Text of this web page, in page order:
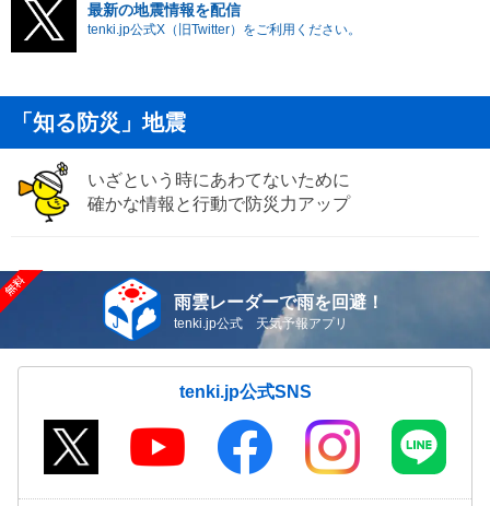
最新の地震情報を配信
tenki.jp公式X（旧Twitter）をご利用ください。
「知る防災」地震
いざという時にあわてないために
確かな情報と行動で防災力アップ
雨雲レーダーで雨を回避！
tenki.jp公式 天気予報アプリ
tenki.jp公式SNS